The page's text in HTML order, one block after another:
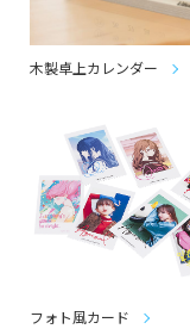
木製卓上カレンダー
フォト風カード